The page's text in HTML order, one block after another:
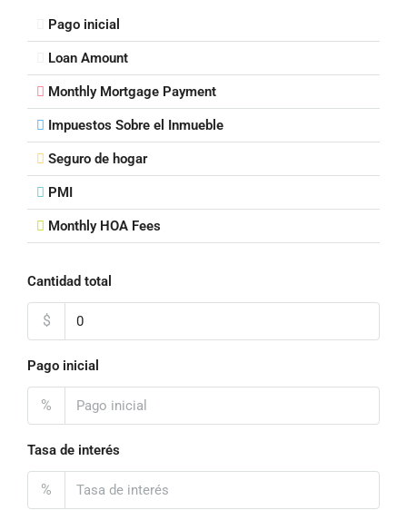
Pago inicial
Loan Amount
Monthly Mortgage Payment
Impuestos Sobre el Inmueble
Seguro de hogar
PMI
Monthly HOA Fees
Cantidad total
$
Pago inicial
%
Tasa de interés
%